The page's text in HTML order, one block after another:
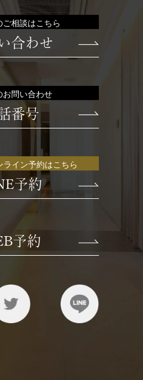
ご相談はこちら
合わせ
お問い合わせ
番号
ライン予約はこちら
予約
予約